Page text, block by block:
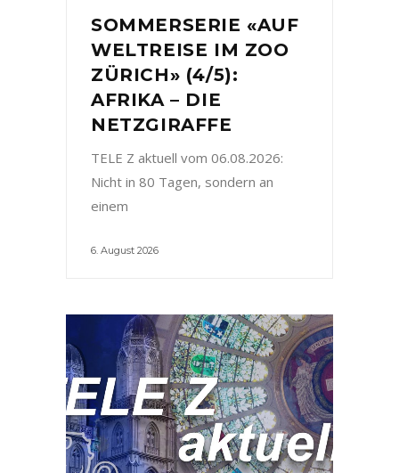
SOMMERSERIE «AUF
WELTREISE IM ZOO
ZÜRICH» (4/5):
AFRIKA – DIE
NETZGIRAFFE
TELE Z aktuell vom 06.08.2026:
Nicht in 80 Tagen, sondern an
einem
6. August 2026